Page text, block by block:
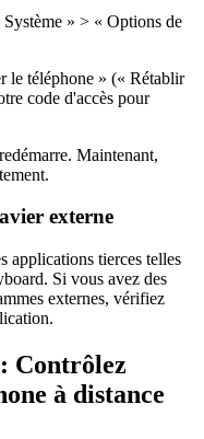
» > « Options de
le téléphone » (« Rétablir
code d'accès pour
Maintenant,
externe
applications tierces telles
Si vous avez des
externes, vérifiez
Contrôlez
à distance